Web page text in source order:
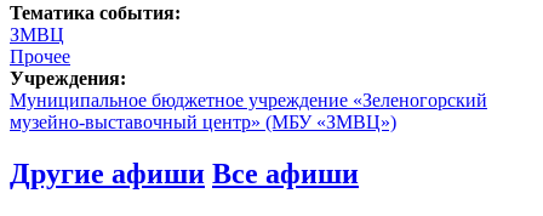
Тематика события:
ЗМВЦ
Прочее
Учреждения:
Муниципальное бюджетное учреждение «Зеленогорский
музейно-выставочный центр» (МБУ «ЗМВЦ»)
Другие афиши Все афиши